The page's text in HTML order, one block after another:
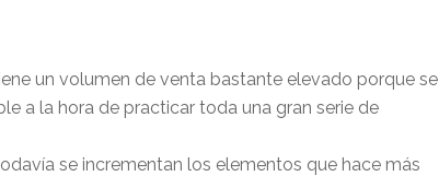
un volumen de venta bastante elevado porque se
a la hora de practicar toda una gran serie de
se incrementan los elementos que hace más